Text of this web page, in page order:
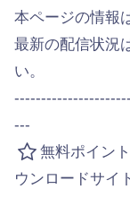
本ページの情報
最新の配信状況
い。
---
無料ポイン
ウンロードサイ